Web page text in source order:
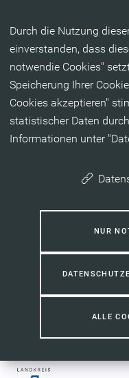
Durch die Nutzung
einverstanden, dass
notwendie Cookies"
Speicherung Ihrer
Cookies akzeptieren"
statistischer Daten
Informationen unter
NUR
ALLE